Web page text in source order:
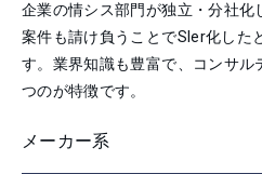
企業の情シス部門が独立・分社化
案件も請け負うことでSIer化した
す。業界知識も豊富で、コンサル
つのが特徴です。
メーカー系